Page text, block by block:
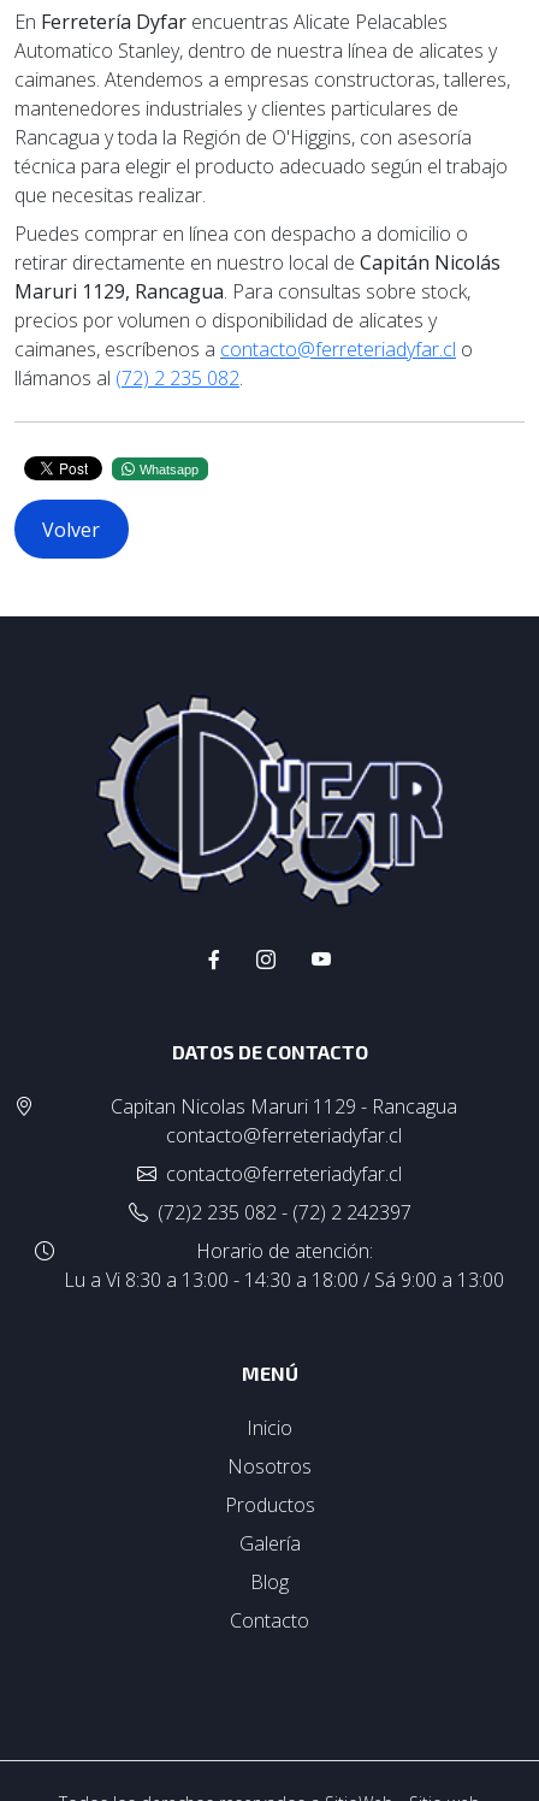
En Ferretería Dyfar encuentras Alicate Pelacables
Automatico Stanley, dentro de nuestra línea de alicates y
caimanes. Atendemos a empresas constructoras, talleres,
mantenedores industriales y clientes particulares de
Rancagua y toda la Región de O'Higgins, con asesoría
técnica para elegir el producto adecuado según el trabajo
que necesitas realizar.
Puedes comprar en línea con despacho a domicilio o
retirar directamente en nuestro local de Capitán Nicolás
Maruri 1129, Rancagua. Para consultas sobre stock,
precios por volumen o disponibilidad de alicates y
caimanes, escríbenos a contacto@ferreteriadyfar.cl o
llámanos al (72) 2 235 082.
Whatsapp
Volver
DATOS DE CONTACTO
Capitan Nicolas Maruri 1129 - Rancagua
contacto@ferreteriadyfar.cl
contacto@ferreteriadyfar.cl
(72)2 235 082 - (72) 2 242397
Horario de atención:
Lu a Vi 8:30 a 13:00 - 14:30 a 18:00 / Sá 9:00 a 13:00
MENÚ
Inicio
Nosotros
Productos
Galería
Blog
Contacto